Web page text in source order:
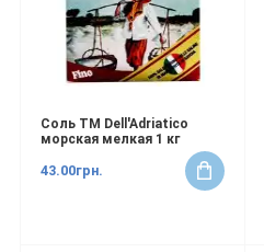
Соль ТМ Dell'Adriatico
морская мелкая 1 кг
43.00грн.